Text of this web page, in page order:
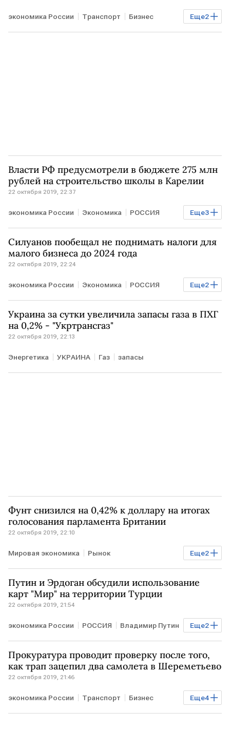
Еще2
экономика России Транспорт Бизнес
РОССИЯ такси
Власти РФ предусмотрели в бюджете 275 млн
рублей на строительство школы в Карелии
22 октября 2019, 22:37
Еще3
экономика России Экономика РОССИЯ
Карелия бюджет школа
Силуанов пообещал не поднимать налоги для
малого бизнеса до 2024 года
22 октября 2019, 22:24
Еще2
экономика России Экономика РОССИЯ
Антон Силуанов Налоги
Украина за сутки увеличила запасы газа в ПХГ
на 0,2% - "Укртрансгаз"
22 октября 2019, 22:13
Энергетика УКРАИНА Газ запасы
Фунт снизился на 0,42% к доллару на итогах
голосования парламента Британии
22 октября 2019, 22:10
Еще2
Мировая экономика Рынок
ВЕЛИКОБРИТАНИЯ Brexit
Путин и Эрдоган обсудили использование
карт "Мир" на территории Турции
22 октября 2019, 21:54
Еще2
экономика России РОССИЯ Владимир Путин
Реджеп Тайип Эрдоган карта "Мир"
Прокуратура проводит проверку после того,
как трап зацепил два самолета в Шереметьево
22 октября 2019, 21:46
Еще4
экономика России Транспорт Бизнес
РОССИЯ Шереметьево инцидент